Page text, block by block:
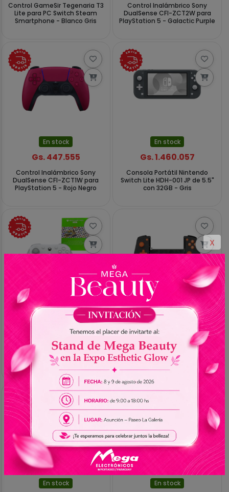
Control GameSir Tegenaria T3
Lite para PC Switch Steam
Smartphone - Blanco Gris
Control Inalámbrico Sony
DualSense CFI-ZCT2W para
PlayStation 5 - Galactic Purple
En stock
Gs. 447.555
Control Inalámbrico Sony
DualSense CFI-ZCT1W para
PlayStation 5 - Rojo Negro
En stock
Gs. 1.460.057
Consola Portátil Nintendo
Switch Lite HDH-001 JP de 5.5"
con 32GB - Gris
En stock
Gs. 388.859
Control Inalámbrico Gamesir
G7 Pro PC Xbox Smartphone +
Game Pass Ultimate + Base
de Carga
En stock
Gs. 183.424
Control para Smartphone
GameSir X5 Lite Zenless -
Negro Naranja
En stock En stock
X